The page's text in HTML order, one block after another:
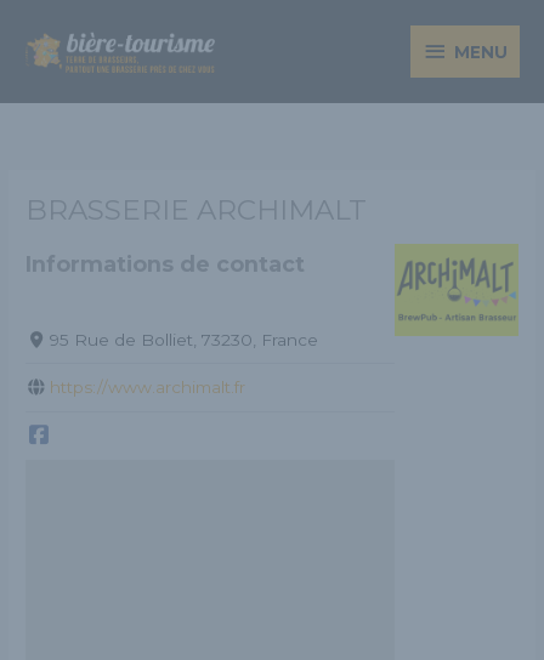
contenu
MENU
MENU
BRASSERIE ARCHIMALT
Informations de contact
95 Rue de Bolliet, 73230, France
https://www.archimalt.fr